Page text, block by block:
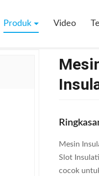
Produk Video
Mesin
Slot
cocok